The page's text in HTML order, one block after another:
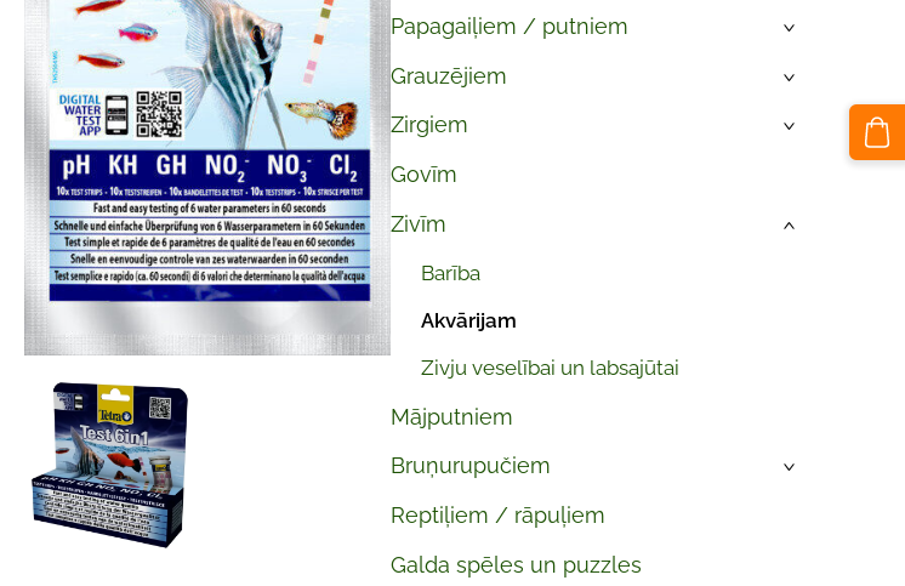
Papagaiļiem / putniem ›
Grauzējiem ›
Zirgiem ›
Govīm
Zivīm
Barība
Akvārijam
Zivju veselībai un labsajūtai
›
Mājputniem
Bruņurupučiem
›
Reptiļiem / rāpuļiem
Galda spēles un puzzles